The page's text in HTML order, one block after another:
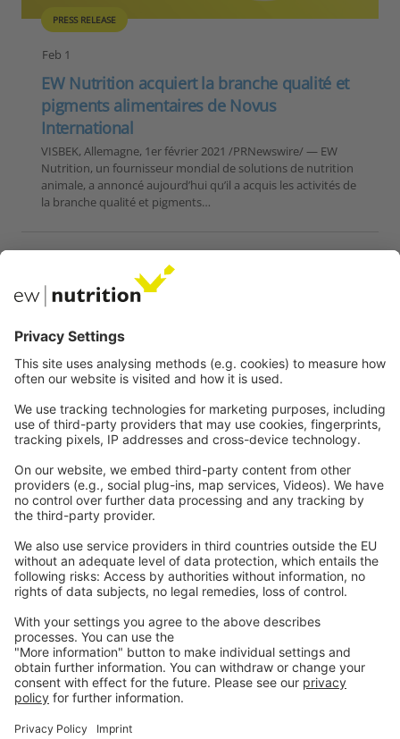
PRESS RELEASE
Feb 1
EW Nutrition acquiert la branche qualité et
pigments alimentaires de Novus
International
VISBEK, Allemagne, 1er février 2021 /PRNewswire/ — EW
Nutrition, un fournisseur mondial de solutions de nutrition
animale, a annoncé aujourd’hui qu’il a acquis les activités de
la branche qualité et pigments…
EW Biotech
Les communications
Imprint
Politique de confidentialité
GTC
Nouscontacter
info@ew-nutrition.com